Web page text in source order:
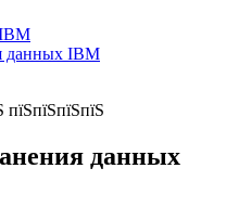
данных IBM
данных